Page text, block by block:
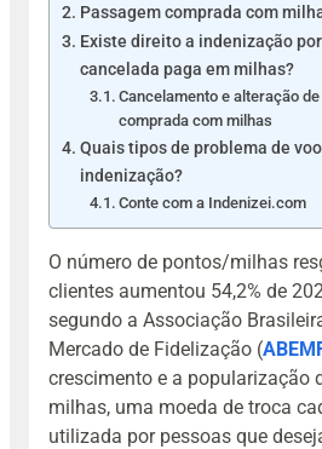
Passagem comprada com
Existe direito a indenização
cancelada paga em milhas?
Cancelamento e alteração
comprada com milhas
Quais tipos de problema de
indenização?
Conte com a Indenizei.com
O número de pontos/milhas
clientes aumentou 54,2% de
segundo a Associação
Mercado de Fidelização (
crescimento e a popularização
milhas, uma moeda de troca
utilizada por pessoas que